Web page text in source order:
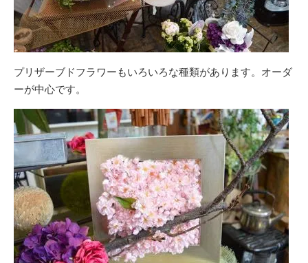
プリザーブドフラワーもいろいろな種類があります。オーダ
ーが中心です。